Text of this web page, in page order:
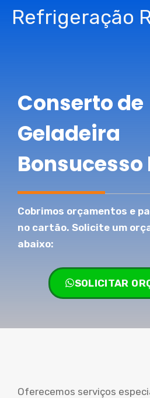
Pular
paraRefrigeração
Conserto de
Geladeira
Bonsucesso
Cobrimos orçamentos e
no cartão. Solicite um
abaixo:
SOLICITAR
Oferecemos serviços